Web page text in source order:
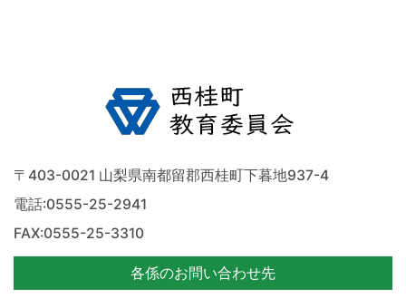
〒403-0021 山梨県南都留郡西桂町下暮地937-4
電話:0555-25-2941
FAX:0555-25-3310
各係のお問い合わせ先